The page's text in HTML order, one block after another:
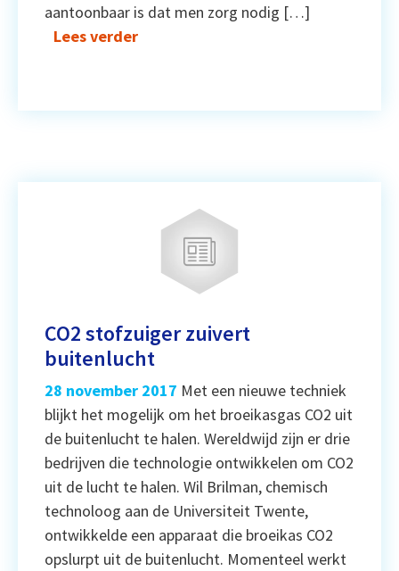
aantoonbaar is dat men zorg nodig […]
Lees verder
CO2 stofzuiger zuivert
buitenlucht
28 november 2017 Met een nieuwe techniek
blijkt het mogelijk om het broeikasgas CO2 uit
de buitenlucht te halen. Wereldwijd zijn er drie
bedrijven die technologie ontwikkelen om CO2
uit de lucht te halen. Wil Brilman, chemisch
technoloog aan de Universiteit Twente,
ontwikkelde een apparaat die broeikas CO2
opslurpt uit de buitenlucht. Momenteel werkt